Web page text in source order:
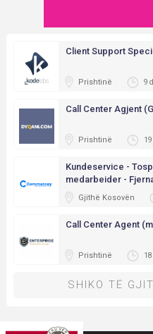
Client Support
Prishtinë 9
Call Center Agjent
Prishtinë
Kundeservice -
medarbeider -
Gjithë Kosovën
Call Center Agent
Prishtinë
SHIKO TË